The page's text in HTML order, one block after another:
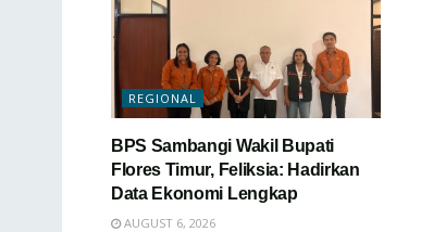
REGIONAL
BPS Sambangi Wakil Bupati
Flores Timur, Feliksia: Hadirkan
Data Ekonomi Lengkap
AUGUST 6, 2026